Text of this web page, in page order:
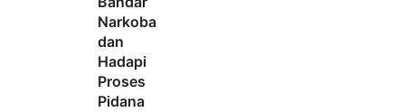
Narkoba
dan
Hadapi
Proses
Pidana